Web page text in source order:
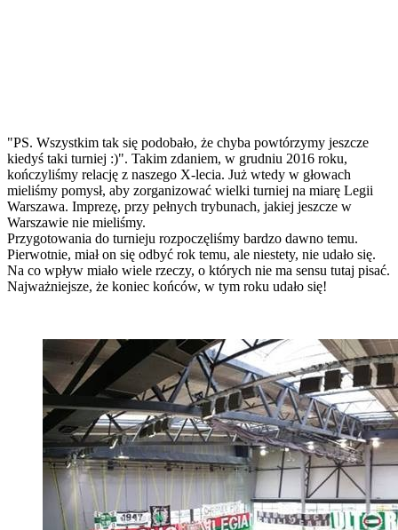
"PS. Wszystkim tak się podobało, że chyba powtórzymy jeszcze
kiedyś taki turniej :)". Takim zdaniem, w grudniu 2016 roku,
kończyliśmy relację z naszego X-lecia. Już wtedy w głowach
mieliśmy pomysł, aby zorganizować wielki turniej na miarę Legii
Warszawa. Imprezę, przy pełnych trybunach, jakiej jeszcze w
Warszawie nie mieliśmy.
Przygotowania do turnieju rozpoczęliśmy bardzo dawno temu.
Pierwotnie, miał on się odbyć rok temu, ale niestety, nie udało się.
Na co wpływ miało wiele rzeczy, o których nie ma sensu tutaj pisać.
Najważniejsze, że koniec końców, w tym roku udało się!